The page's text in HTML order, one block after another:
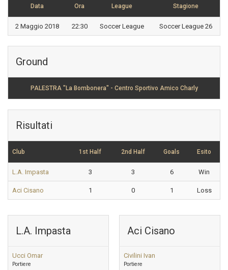
Data Ora League Stagione
2 Maggio 2018 22:30 Soccer League Soccer League 26
Ground
PALESTRA "La Bombonera" - Centro Sportivo Amico Charly
Risultati
Club 1st Half 2nd Half Goals Esito
L.A. Impasta 3 3 6 Win
Aci Cisano 1 0 1 Loss
L.A. Impasta
Ucci Omar
Portiere
Aci Cisano
Civilini Ivan
Portiere